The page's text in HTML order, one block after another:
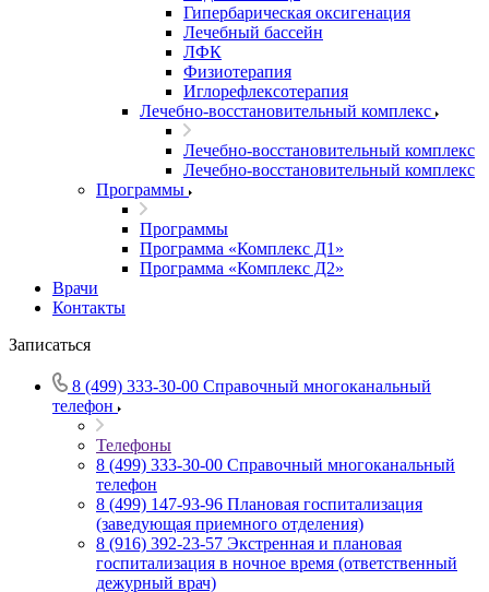
Гипербарическая оксигенация
Лечебный бассейн
ЛФК
Физиотерапия
Иглорефлексотерапия
Лечебно-восстановительный комплекс
Лечебно-восстановительный комплекс
Лечебно-восстановительный комплекс
Программы
Программы
Программа «Комплекс Д1»
Программа «Комплекс Д2»
Врачи
Контакты
Записаться
8 (499) 333-30-00 Справочный многоканальный
телефон
Телефоны
8 (499) 333-30-00 Справочный многоканальный
телефон
8 (499) 147-93-96 Плановая госпитализация
(заведующая приемного отделения)
8 (916) 392-23-57 Экстренная и плановая
госпитализация в ночное время (ответственный
дежурный врач)